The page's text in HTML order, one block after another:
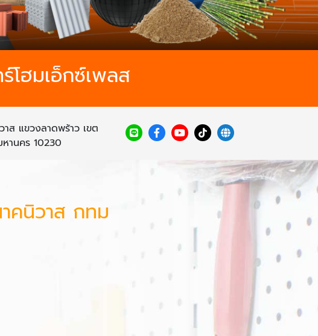
ฮมเอ็กซ์เพลส
ส แขวงลาดพร้าว เขต
านคร 10230
คนิวาส กทม